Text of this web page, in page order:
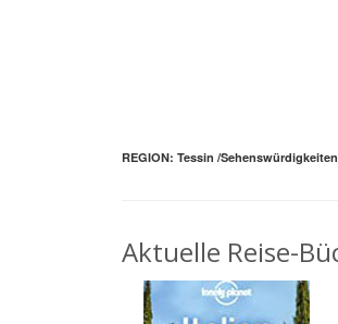
REGION: Tessin /Sehenswürdigkeiten
Aktuelle Reise-